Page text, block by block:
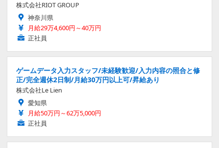
株式会社RIOT GROUP
神奈川県
月給29万4,600円～40万円
正社員
ゲームデータ入力スタッフ/未経験歓迎/入力内容の照合と修
正/完全週休2日制/月給30万円以上可/昇給あり
株式会社Le Lien
愛知県
月給50万円～62万5,000円
正社員